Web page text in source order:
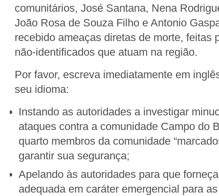
comunitários, José Santana, Nena
João Rosa de Souza Filho e Antonio
recebido ameaças diretas de morte, feitas
não-identificados que atuam na região.
Por favor, escreva imediatamente em
seu idioma:
Instando as autoridades a investigar
ataques contra a comunidade Campo do
quarto membros da comunidade
garantir sua segurança;
Apelando às autoridades para que
adequada em caráter emergencial para